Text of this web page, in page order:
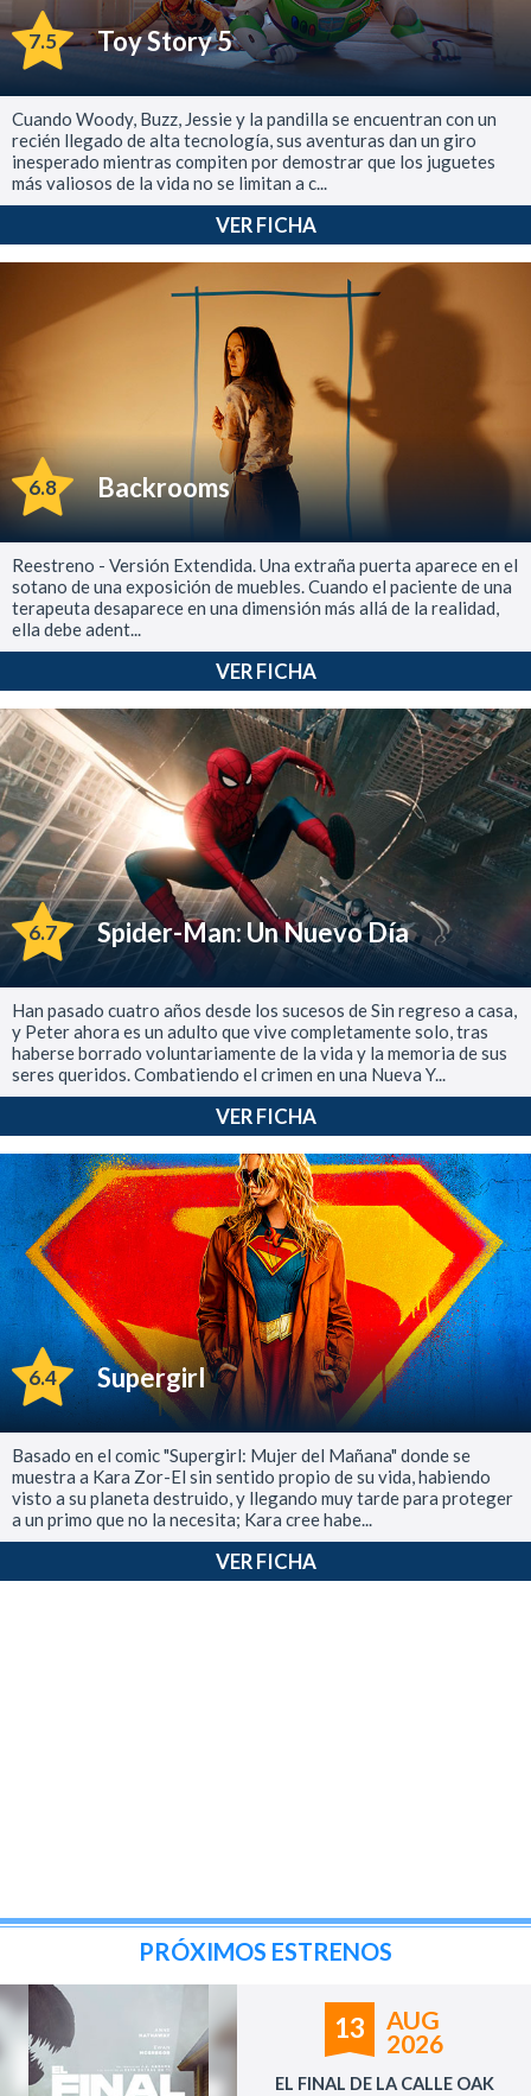
7.5 Toy Story 5
Cuando Woody, Buzz, Jessie y la pandilla se encuentran con un
recién llegado de alta tecnología, sus aventuras dan un giro
inesperado mientras compiten por demostrar que los juguetes
más valiosos de la vida no se limitan a c...
VER FICHA
6.8 Backrooms
Reestreno - Versión Extendida. Una extraña puerta aparece en el
sotano de una exposición de muebles. Cuando el paciente de una
terapeuta desaparece en una dimensión más allá de la realidad,
ella debe adent...
VER FICHA
6.7 Spider-Man: Un Nuevo Día
Han pasado cuatro años desde los sucesos de Sin regreso a casa,
y Peter ahora es un adulto que vive completamente solo, tras
haberse borrado voluntariamente de la vida y la memoria de sus
seres queridos. Combatiendo el crimen en una Nueva Y...
VER FICHA
6.4 Supergirl
Basado en el comic "Supergirl: Mujer del Mañana" donde se
muestra a Kara Zor-El sin sentido propio de su vida, habiendo
visto a su planeta destruido, y llegando muy tarde para proteger
a un primo que no la necesita; Kara cree habe...
VER FICHA
PRÓXIMOS ESTRENOS
13
AUG
2026
EL FINAL DE LA CALLE OAK